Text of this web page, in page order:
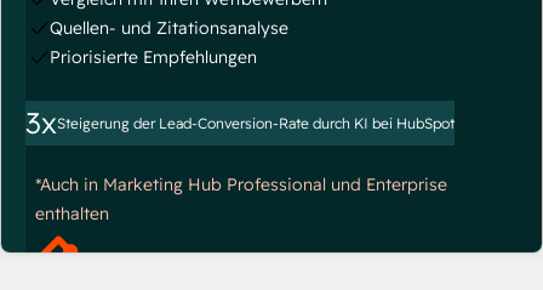
Quellen- und Zitationsanalyse
Priorisierte Empfehlungen
3xSteigerung der Lead-Conversion-Rate durch KI bei HubSpot
*Auch in Marketing Hub Professional und Enterprise
enthalten